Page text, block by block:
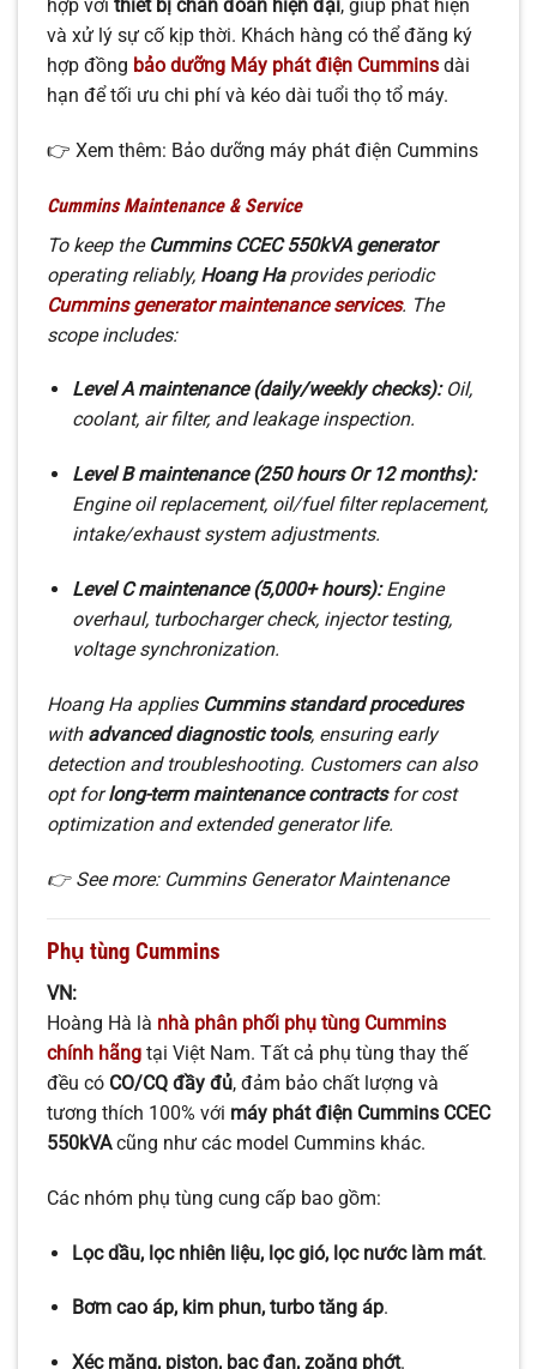
hợp với thiết bị chẩn đoán hiện đại, giúp phát hiện
và xử lý sự cố kịp thời. Khách hàng có thể đăng ký
hợp đồng bảo dưỡng Máy phát điện Cummins dài
hạn để tối ưu chi phí và kéo dài tuổi thọ tổ máy.
👉 Xem thêm: Bảo dưỡng máy phát điện Cummins
Cummins Maintenance & Service
To keep the Cummins CCEC 550kVA generator
operating reliably, Hoang Haprovides periodic
Cummins generator maintenance services. The
scope includes:
Level A maintenance (daily/weekly checks):Oil,
coolant, air filter, and leakage inspection.
Level B maintenance (250 hours Or 12 months):
Engine oil replacement, oil/fuel filter replacement,
intake/exhaust system adjustments.
Level C maintenance (5,000+ hours):Engine
overhaul, turbocharger check, injector testing,
voltage synchronization.
Hoang Ha applies Cummins standard procedures
with advanced diagnostic tools, ensuring early
detection and troubleshooting. Customers can also
opt forlong-term maintenance contractsfor cost
optimization and extended generator life.
👉 See more: Cummins Generator Maintenance
Phụ tùng Cummins
VN:
Hoàng Hà là nhà phân phối phụ tùng Cummins
chính hãng tại Việt Nam. Tất cả phụ tùng thay thế
đều có CO/CQ đầy đủ, đảm bảo chất lượng và
tương thích 100% với máy phát điện Cummins CCEC
550kVAcũng như các model Cummins khác.
Các nhóm phụ tùng cung cấp bao gồm:
Lọc dầu, lọc nhiên liệu, lọc gió, lọc nước làm mát.
Bơm cao áp, kim phun, turbo tăng áp.
Xéc măng, piston, bạc đạn, zoăng phớt.